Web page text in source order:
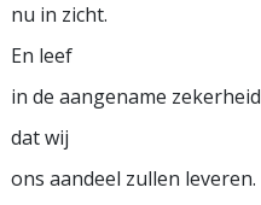
nu in zicht.
En leef
in de aangename zekerheid
dat wij
ons aandeel zullen leveren.